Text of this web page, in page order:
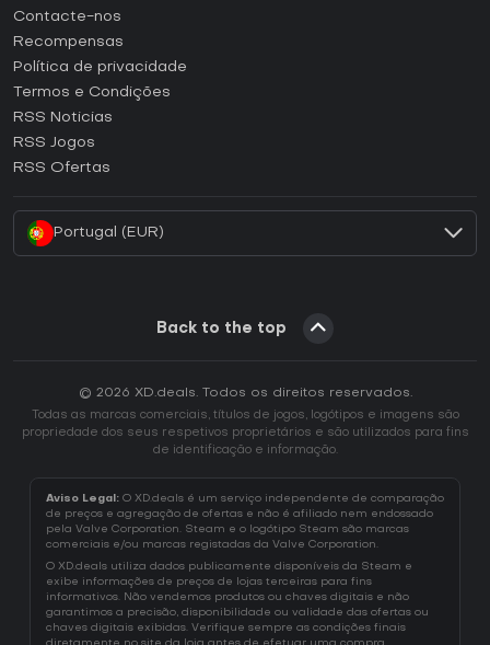
Como ativar uma CD Key Steam?
Como ativar uma CD Key Epic Games?
Como ativar uma CD Key GOG?
Como ativar uma CD Key Ubisoft Connect?
Como ativar uma CD Key EA App?
Contacte-nos
Recompensas
Política de privacidade
Termos e Condições
RSS Noticias
RSS Jogos
RSS Ofertas
Portugal (EUR)
Back to the top
© 2026 XD.deals. Todos os direitos reservados.
Todas as marcas comerciais, títulos de jogos, logótipos e imagens são
propriedade dos seus respetivos proprietários e são utilizados para fins
de identificação e informação.
Aviso Legal: O XD.deals é um serviço independente de comparação
de preços e agregação de ofertas e não é afiliado nem endossado
pela Valve Corporation. Steam e o logótipo Steam são marcas
comerciais e/ou marcas registadas da Valve Corporation.
O XD.deals utiliza dados publicamente disponíveis da Steam e
exibe informações de preços de lojas terceiras para fins
informativos. Não vendemos produtos ou chaves digitais e não
garantimos a precisão, disponibilidade ou validade das ofertas ou
chaves digitais exibidas. Verifique sempre as condições finais